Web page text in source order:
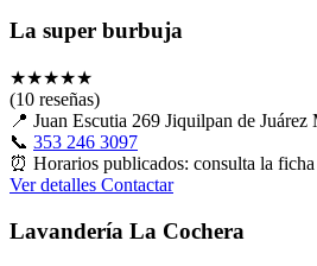
La super burbuja
★★★★★
(10 reseñas)
📍 Juan Escutia 269 Jiquilpan de
📞 353 246 3097
⏰ Horarios publicados: consulta la ficha
Ver detalles Contactar
Lavandería La Cochera